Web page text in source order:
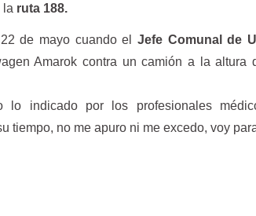
la ruta 188.
de mayo cuando elJefe Comunal de
Amarok contra un camión a la altura
lo indicado por los profesionales
tiempo, no me apuro ni me excedo, voy